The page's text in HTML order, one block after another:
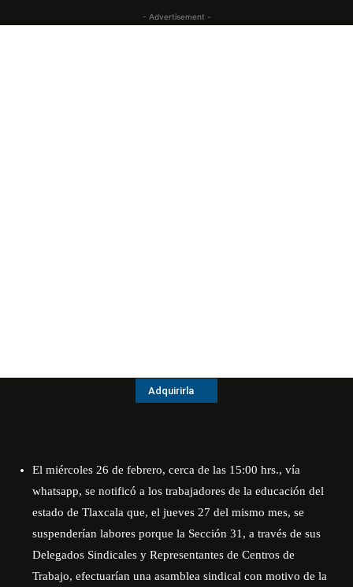
- Advertisement -
Adquirirla
El miércoles 26 de febrero, cerca de las 15:00 hrs., vía
whatsapp, se notificó a los trabajadores de la educación del
estado de Tlaxcala que, el jueves 27 del mismo mes, se
suspenderían labores porque la Sección 31, a través de sus
Delegados Sindicales y Representantes de Centros de
Trabajo, efectuarían una asamblea sindical con motivo de la